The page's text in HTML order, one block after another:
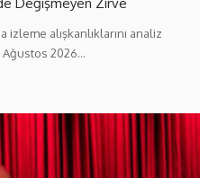
alışkanlıklarını analiz
Ağustos 2026…